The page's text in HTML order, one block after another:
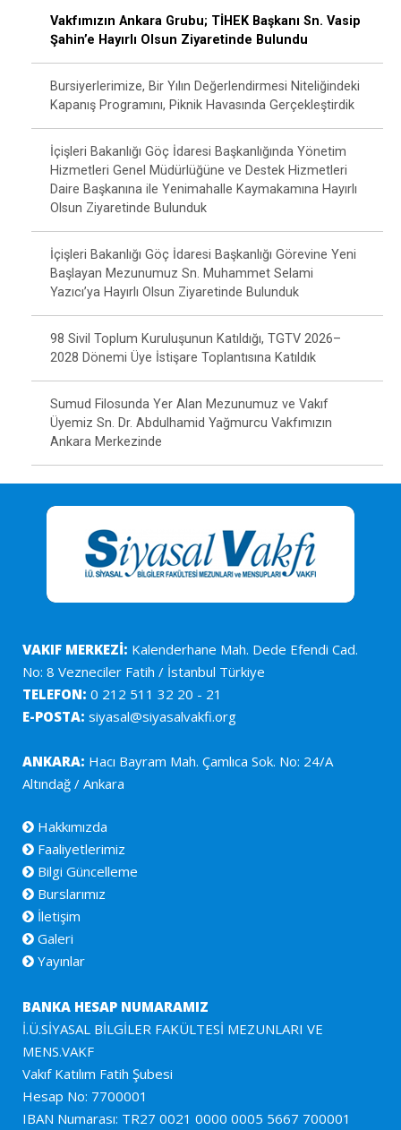
Vakfımızın Ankara Grubu; TİHEK Başkanı Sn. Vasip
Şahin’e Hayırlı Olsun Ziyaretinde Bulundu
Bursiyerlerimize, Bir Yılın Değerlendirmesi Niteliğindeki
Kapanış Programını, Piknik Havasında Gerçekleştirdik
İçişleri Bakanlığı Göç İdaresi Başkanlığında Yönetim
Hizmetleri Genel Müdürlüğüne ve Destek Hizmetleri
Daire Başkanına ile Yenimahalle Kaymakamına Hayırlı
Olsun Ziyaretinde Bulunduk
İçişleri Bakanlığı Göç İdaresi Başkanlığı Görevine Yeni
Başlayan Mezunumuz Sn. Muhammet Selami
Yazıcı’ya Hayırlı Olsun Ziyaretinde Bulunduk
98 Sivil Toplum Kuruluşunun Katıldığı, TGTV 2026–
2028 Dönemi Üye İstişare Toplantısına Katıldık
Sumud Filosunda Yer Alan Mezunumuz ve Vakıf
Üyemiz Sn. Dr. Abdulhamid Yağmurcu Vakfımızın
Ankara Merkezinde
VAKIF MERKEZİ: Kalenderhane Mah. Dede Efendi Cad.
No: 8 Vezneciler Fatih / İstanbul Türkiye
TELEFON: 0 212 511 32 20 - 21
E-POSTA: siyasal@siyasalvakfi.org
ANKARA: Hacı Bayram Mah. Çamlıca Sok. No: 24/A
Altındağ / Ankara
Hakkımızda
Faaliyetlerimiz
Bilgi Güncelleme
Burslarımız
İletişim
Galeri
Yayınlar
BANKA HESAP NUMARAMIZ
İ.Ü.SİYASAL BİLGİLER FAKÜLTESİ MEZUNLARI VE
MENS.VAKF
Vakıf Katılım Fatih Şubesi
Hesap No: 7700001
IBAN Numarası: TR27 0021 0000 0005 5667 700001